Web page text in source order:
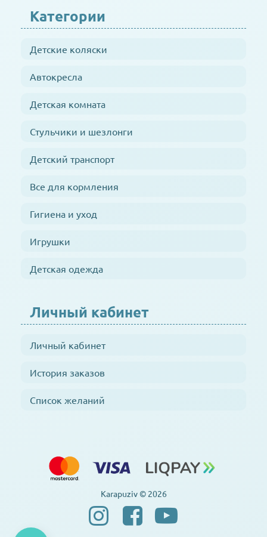
Категории
Детские коляски
Автокресла
Детская комната
Стульчики и шезлонги
Детский транспорт
Все для кормления
Гигиена и уход
Игрушки
Детская одежда
Личный кабинет
Личный кабинет
История заказов
Список желаний
Karapuziv © 2026